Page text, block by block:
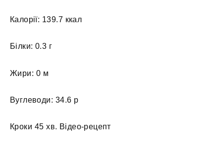
Калорії: 139.7 ккал
Білки: 0.3 г
Жири: 0 м
Вуглеводи: 34.6 р
Кроки 45 хв. Відео-рецепт